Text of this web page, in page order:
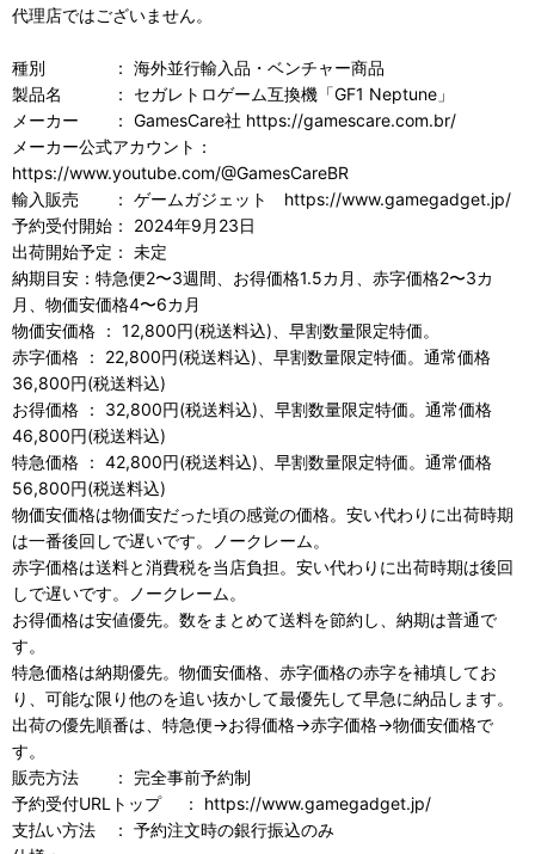
代理店ではございません。
種別 ： 海外並行輸入品・ベンチャー商品
製品名 ： セガレトロゲーム互換機「GF1 Neptune」
メーカー ： GamesCare社 https://gamescare.com.br/
メーカー公式アカウント：
https://www.youtube.com/@GamesCareBR
輸入販売 ： ゲームガジェット https://www.gamegadget.jp/
予約受付開始： 2024年9月23日
出荷開始予定： 未定
納期目安：特急便2〜3週間、お得価格1.5カ月、赤字価格2〜3カ
月、物価安価格4〜6カ月
物価安価格 ： 12,800円(税送料込)、早割数量限定特価。
赤字価格 ： 22,800円(税送料込)、早割数量限定特価。通常価格
36,800円(税送料込)
お得価格 ： 32,800円(税送料込)、早割数量限定特価。通常価格
46,800円(税送料込)
特急価格 ： 42,800円(税送料込)、早割数量限定特価。通常価格
56,800円(税送料込)
物価安価格は物価安だった頃の感覚の価格。安い代わりに出荷時期
は一番後回しで遅いです。ノークレーム。
赤字価格は送料と消費税を当店負担。安い代わりに出荷時期は後回
しで遅いです。ノークレーム。
お得価格は安値優先。数をまとめて送料を節約し、納期は普通で
す。
特急価格は納期優先。物価安価格、赤字価格の赤字を補填してお
り、可能な限り他のを追い抜かして最優先して早急に納品します。
出荷の優先順番は、特急便→お得価格→赤字価格→物価安価格で
す。
販売方法 ： 完全事前予約制
予約受付URLトップ ： https://www.gamegadget.jp/
支払い方法 ： 予約注文時の銀行振込のみ